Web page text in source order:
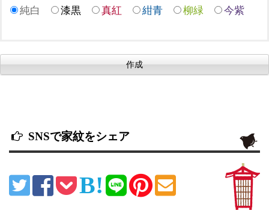
純白 漆黒 真紅 紺青 柳緑 今紫
SNSで家紋をシェア